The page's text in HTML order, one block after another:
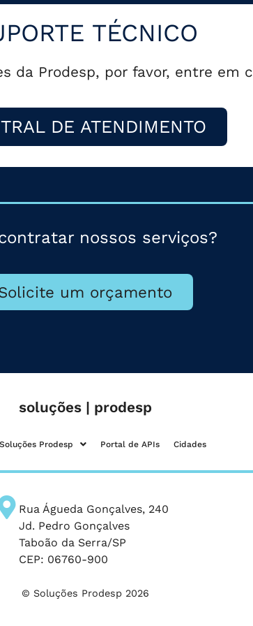
TÉCNICO
da Prodesp, por favor, entre em
DE ATENDIMENTO
nossos serviços?
um orçamento
soluções | prodesp
Soluções Prodesp Portal de APIs Cidades
Rua Águeda Gonçalves, 240
Jd. Pedro Gonçalves
Taboão da Serra/SP
CEP: 06760-900
© Soluções Prodesp 2026